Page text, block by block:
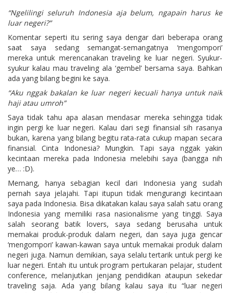
“Ngelilingi seluruh Indonesia aja belum, ngapain harus ke
luar negeri?”
Komentar seperti itu sering saya dengar dari beberapa orang
saat saya sedang semangat-semangatnya ‘mengompori’
mereka untuk merencanakan traveling ke luar negeri. Syukur-
syukur kalau mau traveling ala ‘gembel’ bersama saya. Bahkan
ada yang bilang begini ke saya.
“Aku nggak bakalan ke luar negeri kecuali hanya untuk naik
haji atau umroh”
Saya tidak tahu apa alasan mendasar mereka sehingga tidak
ingin pergi ke luar negeri. Kalau dari segi finansial sih rasanya
bukan, karena yang bilang begitu rata-rata cukup mapan secara
finansial. Cinta Indonesia? Mungkin. Tapi saya nggak yakin
kecintaan mereka pada Indonesia melebihi saya (bangga nih
ye… :D).
Memang, hanya sebagian kecil dari Indonesia yang sudah
pernah saya jelajahi. Tapi itupun tidak mengurangi kecintaan
saya pada Indonesia. Bisa dikatakan kalau saya salah satu orang
Indonesia yang memiliki rasa nasionalisme yang tinggi. Saya
salah seorang batik lovers, saya sedang berusaha untuk
memakai produk-produk dalam negeri, dan saya juga gencar
‘mengompori’ kawan-kawan saya untuk memakai produk dalam
negeri juga. Namun demikian, saya selalu tertarik untuk pergi ke
luar negeri. Entah itu untuk program pertukaran pelajar, student
conference, melanjutkan jenjang pendidikan ataupun sekedar
traveling saja. Ada yang bilang kalau saya itu “luar negeri